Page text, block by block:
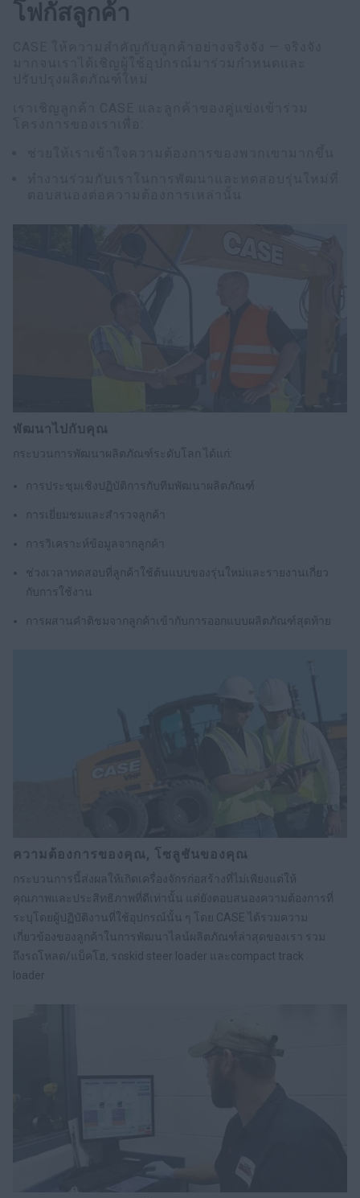
โฟกัสลูกค้า
พัฒนาไปกับคุณ
กระบวนการพัฒนาผลิตภัณฑ์ระดับโลก ได้แก่:
การประชุมเชิงปฏิบัติการกับทีมพัฒนาผลิตภัณฑ์
การเยี่ยมชมและสำรวจลูกค้า
การวิเคราะห์ข้อมูลจากลูกค้า
ช่วงเวลาทดสอบที่ลูกค้าใช้ต้นแบบของรุ่นใหม่และรายงานเกี่ยว
กับการใช้งาน
การผสานคำติชมจากลูกค้าเข้ากับการออกแบบผลิตภัณฑ์สุดท้าย
ความต้องการของคุณ, โซลูชันของคุณ
กระบวนการนี้ส่งผลให้เกิดเครื่องจักรก่อสร้างที่ไม่เพียงแต่ให้
คุณภาพและประสิทธิภาพที่ดีเท่านั้น แต่ยังตอบสนองความต้องการที่
ระบุโดยผู้ปฏิบัติงานที่ใช้อุปกรณ์นั้น ๆ โดย CASE ได้รวมความ
เกี่ยวข้องของลูกค้าในการพัฒนาไลน์ผลิตภัณฑ์ล่าสุดของเรา รวม
ถึงรถโหลด/แบ็คโฮ, รถskid steer loader และcompact track
loader